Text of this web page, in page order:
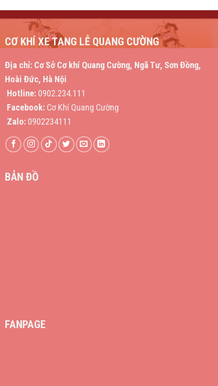
CƠ KHÍ XE TANG LỄ QUANG CƯỜNG
Địa chỉ:Cơ Sở Cơ khí Quang Cường, Ngã Tư, Sơn Đồng,
Hoài Đức, Hà Nội
Hotline:0902.234.111
Facebook:Cơ Khí Quang Cường
Zalo:0902234111
BẢN ĐỒ
FANPAGE